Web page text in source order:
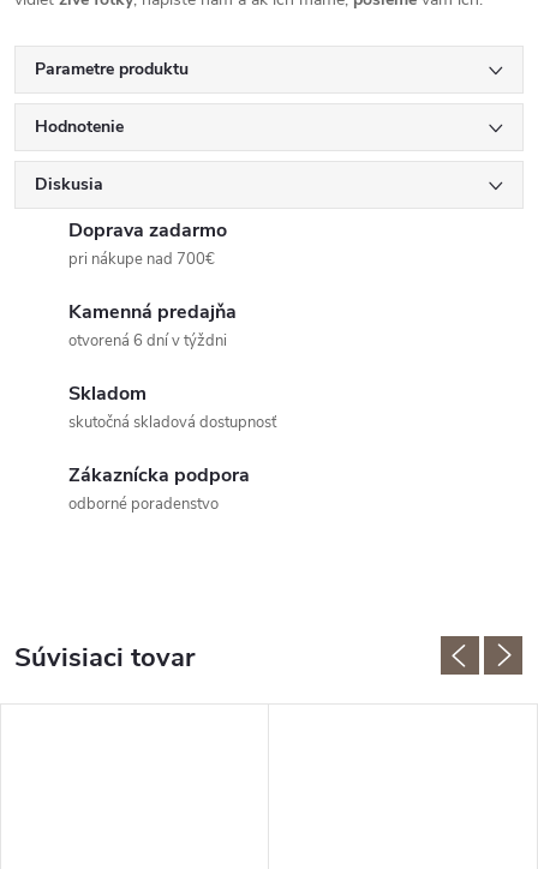
Parametre produktu
Hodnotenie
Diskusia
Doprava zadarmo
pri nákupe nad 700€
Kamenná predajňa
otvorená 6 dní v týždni
Skladom
skutočná skladová dostupnosť
Zákaznícka podpora
odborné poradenstvo
Súvisiaci tovar